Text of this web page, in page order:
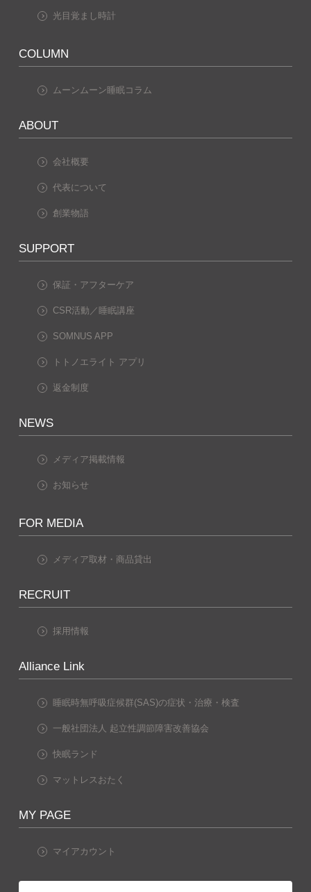
光目覚まし時計
COLUMN
ムーンムーン睡眠コラム
ABOUT
会社概要
代表について
創業物語
SUPPORT
保証・アフターケア
CSR活動／睡眠講座
SOMNUS APP
トトノエライト アプリ
返金制度
NEWS
メディア掲載情報
お知らせ
FOR MEDIA
メディア取材・商品貸出
RECRUIT
採用情報
Alliance Link
睡眠時無呼吸症候群(SAS)の症状・治療・検査
一般社団法人 起立性調節障害改善協会
快眠ランド
マットレスおたく
MY PAGE
マイアカウント